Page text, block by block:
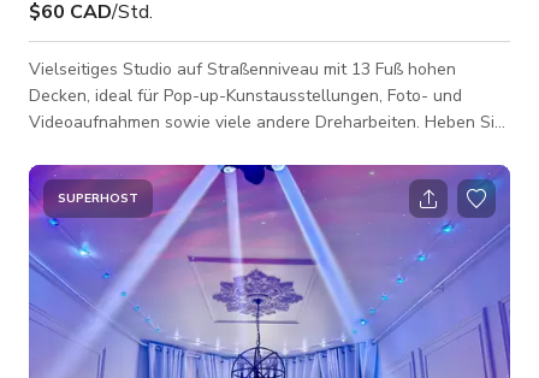
$60 CAD/Std.
Vielseitiges Studio auf Straßenniveau mit 13 Fuß hohen
Decken, ideal für Pop-up-Kunstausstellungen, Foto- und
Videoaufnahmen sowie viele andere Dreharbeiten. Heben Sie
machen Sie Ihre Veranstaltung perfekt. Wir arbeiten mit Ihnen
zusammen, um sicherzustellen, dass alles genau so aussieht,
wie Sie es wünschen. Unser Veranstaltungsort beinhaltet alle
Annehmlichkeiten: (1) voll möbliert, (2) viel natürliches Licht
mit verschiedenen
SUPERHOST